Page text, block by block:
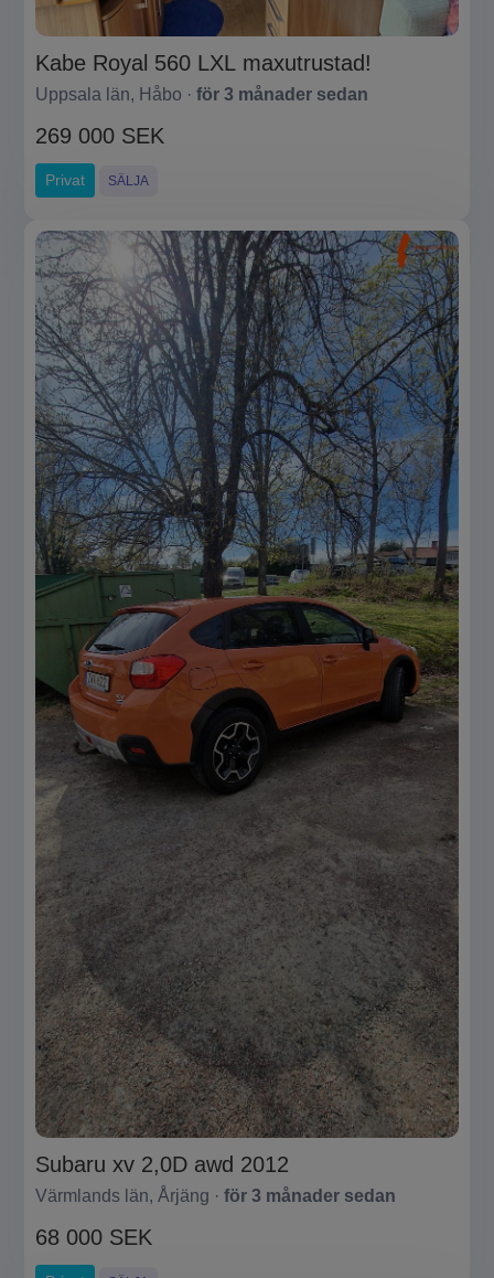
Kabe Royal 560 LXL maxutrustad!
Uppsala län, Håbo · för 3 månader sedan
269 000 SEK
Privat SÄLJA
Subaru xv 2,0D awd 2012
Värmlands län, Årjäng · för 3 månader sedan
68 000 SEK